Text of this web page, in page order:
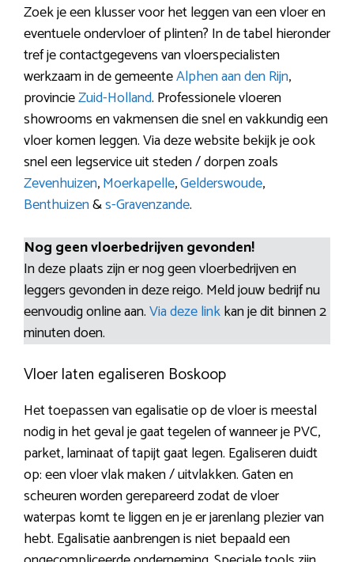
Zoek je een klusser voor het leggen van een vloer en
eventuele ondervloer of plinten? In de tabel hieronder
tref je contactgegevens van vloerspecialisten
werkzaam in de gemeenteAlphen aan den Rijn,
provincieZuid-Holland. Professionele vloeren
showrooms en vakmensen die snel en vakkundig een
vloer komen leggen. Via deze website bekijk je ook
snel een legservice uit steden / dorpen zoals
Zevenhuizen,Moerkapelle,Gelderswoude,
Benthuizen&s-Gravenzande.
Nog geen vloerbedrijven gevonden!
In deze plaats zijn er nog geen vloerbedrijven en
leggers gevonden in deze reigo. Meld jouw bedrijf nu
eenvoudig online aan.Via deze linkkan je dit binnen 2
minuten doen.
Vloer laten egaliseren Boskoop
Het toepassen van egalisatie op de vloer is meestal
nodig in het geval je gaat tegelen of wanneer je PVC,
parket, laminaat of tapijt gaat legen. Egaliseren duidt
op: een vloer vlak maken / uitvlakken. Gaten en
scheuren worden gerepareerd zodat de vloer
waterpas komt te liggen en je er jarenlang plezier van
hebt. Egalisatie aanbrengen is niet bepaald een